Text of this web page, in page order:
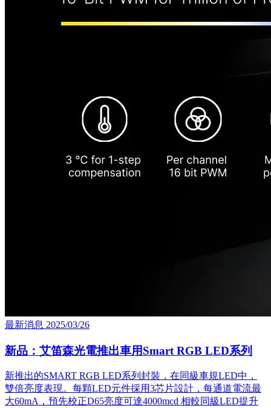
最新消息 2025/03/26
新品：艾笛森光電推出車用Smart RGB LED系列
新推出的SMART RGB LED系列封裝，在同級車規LED中，
雙倍亮度表現。每顆LED元件採用3芯片設計，每通道電流最
大60mA，預先校正D65亮度可達4000mcd 相較同級LED提升